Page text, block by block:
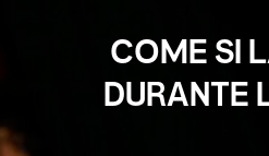
COME SI
DURANTE